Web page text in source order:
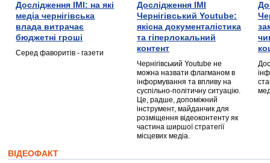
Дослідження ІМІ: на які
медіа чернігівська
влада витрачає
бюджетні гроші
Серед фаворитів - газети
Дослідження ІМІ
Чернігівський Youtube:
якісна документалістика
та гіперлокальний
контент
Чернігівський Youtube не
можна назвати флагманом в
інформування та впливу на
суспільно-політичну ситуацію.
Це, радше, допоміжний
інструмент, майданчик для
розміщення відеоконтенту як
частина ширшої стратегії
місцевих медіа.
ВІДЕОФАКТ